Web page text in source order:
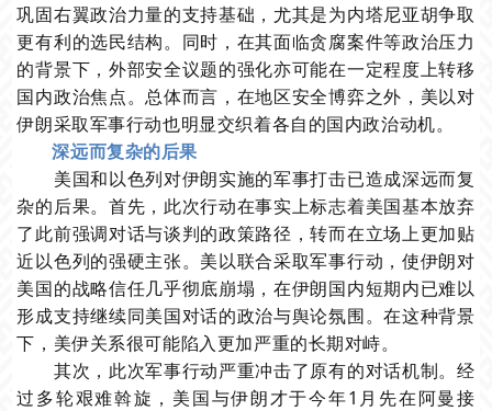
巩固右翼政治力量的支持基础，尤其是为内塔尼亚胡争取
更有利的选民结构。同时，在其面临贪腐案件等政治压力
的背景下，外部安全议题的强化亦可能在一定程度上转移
国内政治焦点。总体而言，在地区安全博弈之外，美以对
伊朗采取军事行动也明显交织着各自的国内政治动机。
深远而复杂的后果
美国和以色列对伊朗实施的军事打击已造成深远而复
杂的后果。首先，此次行动在事实上标志着美国基本放弃
了此前强调对话与谈判的政策路径，转而在立场上更加贴
近以色列的强硬主张。美以联合采取军事行动，使伊朗对
美国的战略信任几乎彻底崩塌，在伊朗国内短期内已难以
形成支持继续同美国对话的政治与舆论氛围。在这种背景
下，美伊关系很可能陷入更加严重的长期对峙。
其次，此次军事行动严重冲击了原有的对话机制。经
过多轮艰难斡旋，美国与伊朗才于今年1月先在阿曼接